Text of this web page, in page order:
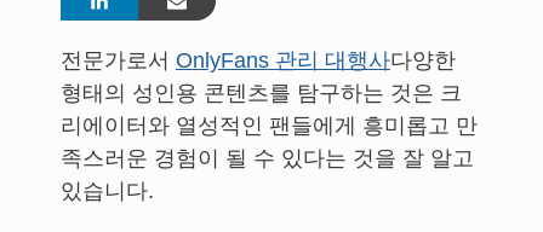
전문가로서 OnlyFans 관리 대행사다양한
형태의 성인용 콘텐츠를 탐구하는 것은 크
리에이터와 열성적인 팬들에게 흥미롭고 만
족스러운 경험이 될 수 있다는 것을 잘 알고
있습니다.